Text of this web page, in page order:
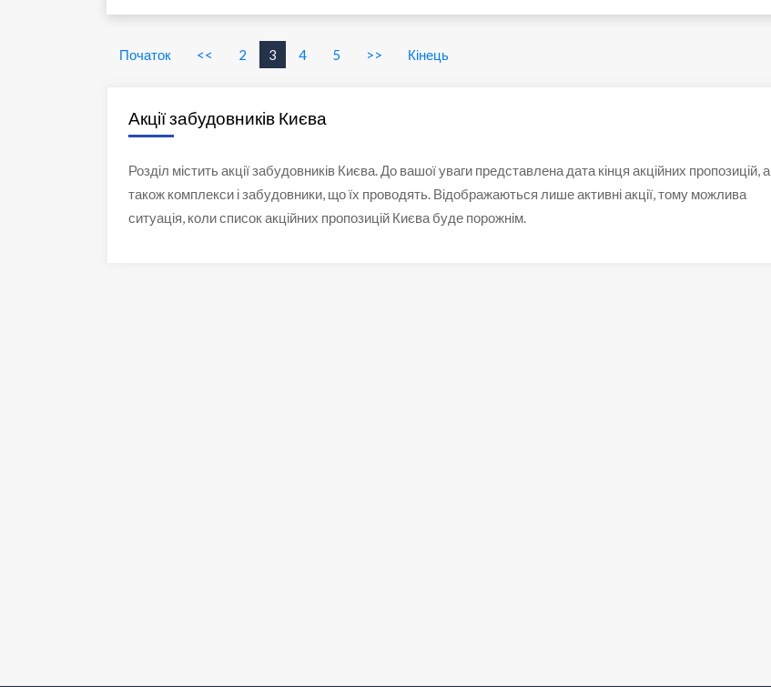
Початок << 2 3 4 5 >> Кінець
Акції забудовників Києва
Розділ містить акції забудовників Києва. До вашої уваги представлена дата кінця акційних пропозицій, а
також комплекси і забудовники, що їх проводять. Відображаються лише активні акції, тому можлива
ситуація, коли список акційних пропозицій Києва буде порожнім.